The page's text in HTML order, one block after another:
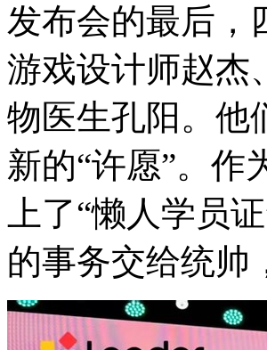
发布会的最后
游戏设计师赵杰
物医生孔阳。他
新的“许愿”。作
上了“懒人学员
的事务交给统帅